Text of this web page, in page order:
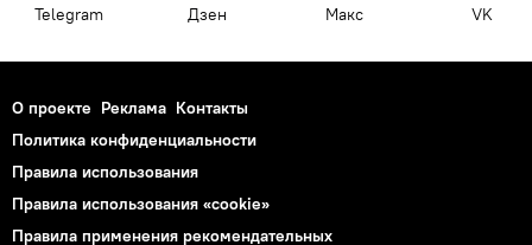
Telegram Дзен Макс VK
О проекте Реклама Контакты
Политика конфиденциальности
Правила использования
Правила использования «cookie»
Правила применения рекомендательных